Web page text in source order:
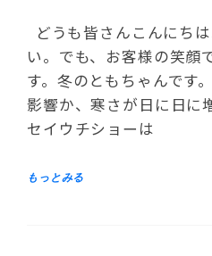
どうも皆さんこんにち
い。でも、お客様の笑顔
す。冬のともちゃんです
影響か、寒さが日に日に
セイウチショーは